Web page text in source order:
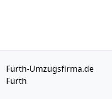
Fürth-Umzugsfirma.de
Fürth